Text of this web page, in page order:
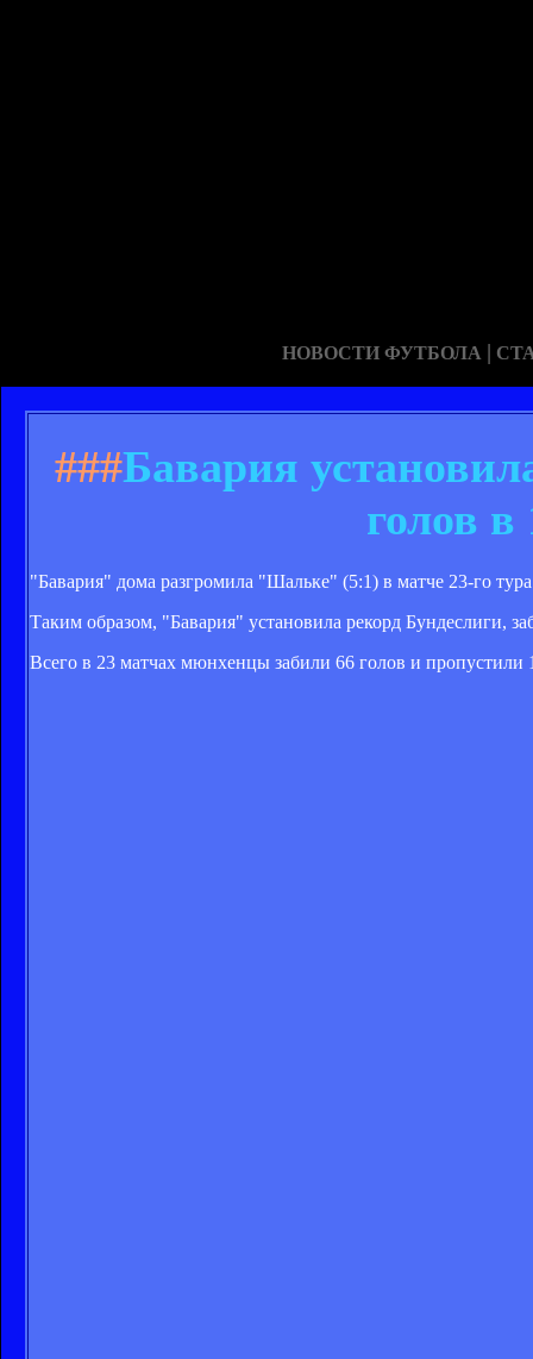
НОВОСТИ ФУТБОЛА |
###Бавария
голов в
"Бавария" дома разгромила "Шальке" (5:1) в матче 23-го
Таким образом, "Бавария" установила рекорд Бундеслиги,
Всего в 23 матчах мюнхенцы забили 66 голов и пропустили